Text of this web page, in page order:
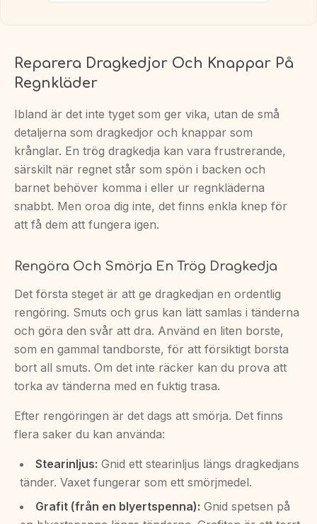
Reparera Dragkedjor Och Knappar På
Regnkläder
Ibland är det inte tyget som ger vika, utan de små
detaljerna som dragkedjor och knappar som
krånglar. En trög dragkedja kan vara frustrerande,
särskilt när regnet står som spön i backen och
barnet behöver komma i eller ur regnkläderna
snabbt. Men oroa dig inte, det finns enkla knep för
att få dem att fungera igen.
Rengöra Och Smörja En Trög Dragkedja
Det första steget är att ge dragkedjan en ordentlig
rengöring. Smuts och grus kan lätt samlas i tänderna
och göra den svår att dra. Använd en liten borste,
som en gammal tandborste, för att försiktigt borsta
bort all smuts. Om det inte räcker kan du prova att
torka av tänderna med en fuktig trasa.
Efter rengöringen är det dags att smörja. Det finns
flera saker du kan använda:
Stearinljus: Gnid ett stearinljus längs dragkedjans
tänder. Vaxet fungerar som ett smörjmedel.
Grafit (från en blyertspenna): Gnid spetsen på